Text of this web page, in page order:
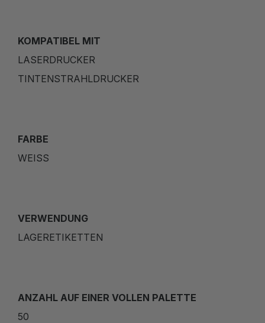
KOMPATIBEL MIT
LASERDRUCKER
TINTENSTRAHLDRUCKER
FARBE
WEISS
VERWENDUNG
LAGERETIKETTEN
ANZAHL AUF EINER VOLLEN PALETTE
50